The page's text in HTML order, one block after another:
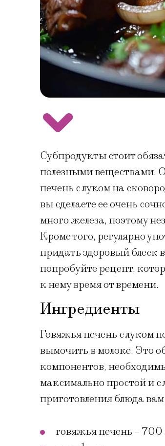
Субпродукты стоит
полезными веществами.
печень с луком на
вы сделаете ее очень
много железа, поэтому
Кроме того, регулярно
придать здоровый блеск
попробуйте рецепт,
к нему время от времени.
Ингредиенты
Говяжья печень с луком
вымочить в молоке. Это
компонентов,
максимально простой и
приготовления блюда
говяжья печень – 700